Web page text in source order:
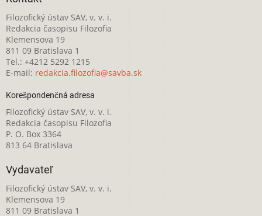
Filozofický ústav SAV, v. v. i.
Redakcia časopisu Filozofia
Klemensova 19
811 09 Bratislava 1
Tel.: +4212 5292 1215
E-mail: redakcia.filozofia@savba.sk
Korešpondenčná adresa
Filozofický ústav SAV, v. v. i.
Redakcia časopisu Filozofia
P. O. Box 3364
813 64 Bratislava
Vydavateľ
Filozofický ústav SAV, v. v. i.
Klemensova 19
811 09 Bratislava 1